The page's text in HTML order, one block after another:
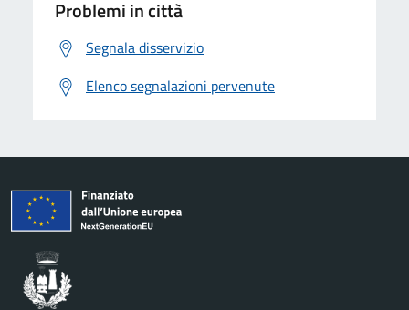
Problemi in città
Segnala disservizio
Elenco segnalazioni pervenute